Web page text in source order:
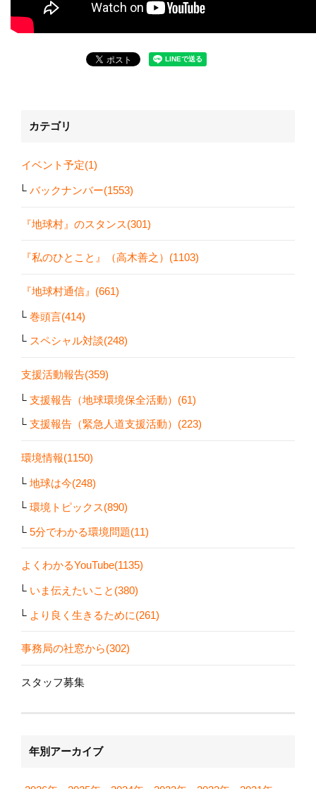
カテゴリ
イベント予定(1)
バックナンバー(1553)
『地球村』のスタンス(301)
『私のひとこと』（高木善之）(1103)
『地球村通信』(661)
巻頭言(414)
スペシャル対談(248)
支援活動報告(359)
支援報告（地球環境保全活動）(61)
支援報告（緊急人道支援活動）(223)
環境情報(1150)
地球は今(248)
環境トピックス(890)
5分でわかる環境問題(11)
よくわかるYouTube(1135)
いま伝えたいこと(380)
より良く生きるために(261)
事務局の社窓から(302)
スタッフ募集
年別アーカイブ